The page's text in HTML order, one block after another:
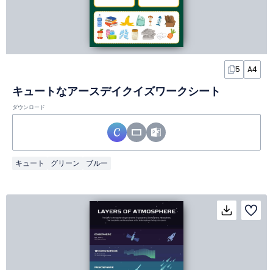
5 A4
キュートなアースデイクイズワークシート
ダウンロード
キュート グリーン ブルー